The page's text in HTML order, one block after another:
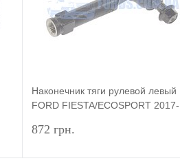
Наконечник тяги рулевой левый
FORD FIESTA/ECOSPORT 2017-
872 грн.